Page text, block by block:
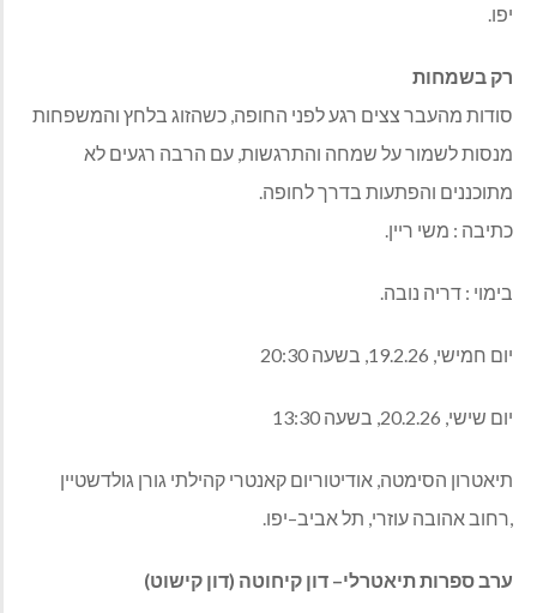
יפו.
רק בשמחות
סודות מהעבר צצים רגע לפני החופה, כשהזוג בלחץ והמשפחות
מנסות לשמור על שמחה והתרגשות, עם הרבה רגעים לא
מתוכננים והפתעות בדרך לחופה.
כתיבה : משי ריין.
בימוי : דריה נובה.
יום חמישי, 19.2.26, בשעה
יום שישי, 20.2.26, בשעה
תיאטרון הסימטה, אודיטוריום קאנטרי קהילתי גורן גולדשטיין
,רחוב אהובה עוזרי, תל אביב–יפו.
ערבספרותתיאטרלי– דון קיחוטה (דון קישוט)